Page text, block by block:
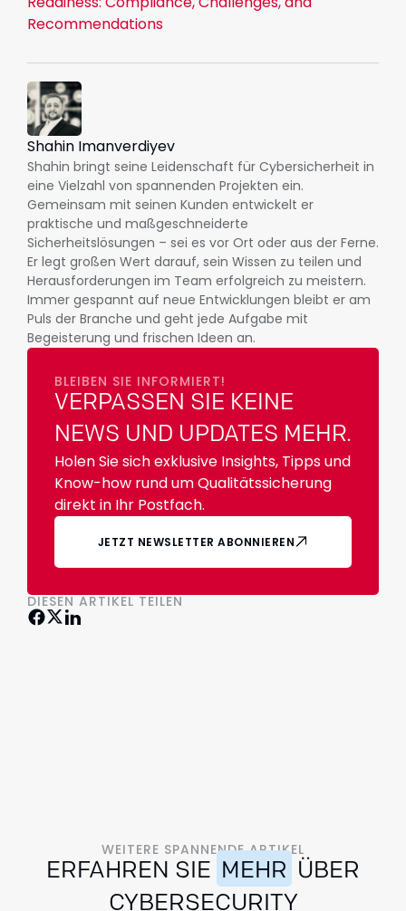
Recommendations
Shahin Imanverdiyev
Shahin bringt seine Leidenschaft für Cybersicherheit in
eine Vielzahl von spannenden Projekten ein.
Gemeinsam mit seinen Kunden entwickelt er
praktische und maßgeschneiderte
Sicherheitslösungen – sei es vor Ort oder aus der Ferne.
Er legt großen Wert darauf, sein Wissen zu teilen und
Herausforderungen im Team erfolgreich zu meistern.
Immer gespannt auf neue Entwicklungen bleibt er am
Puls der Branche und geht jede Aufgabe mit
Begeisterung und frischen Ideen an.
BLEIBEN SIE INFORMIERT!
VERPASSEN SIE KEINE
NEWS UND UPDATES MEHR.
Holen Sie sich exklusive Insights, Tipps und
Know-how rund um Qualitätssicherung
direkt in Ihr Postfach.
JETZT NEWSLETTER ABONNIEREN
DIESEN ARTIKEL TEILEN
WEITERE SPANNENDE ARTIKEL
ERFAHREN SIE MEHR ÜBER
CYBERSECURITY